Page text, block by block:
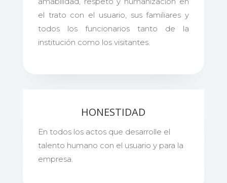
el trato con el usuario, sus familiares y
todos los funcionarios tanto de la
institución como los visitantes.
HONESTIDAD
En todos los actos que desarrolle el
talento humano con el usuario y para la
empresa.